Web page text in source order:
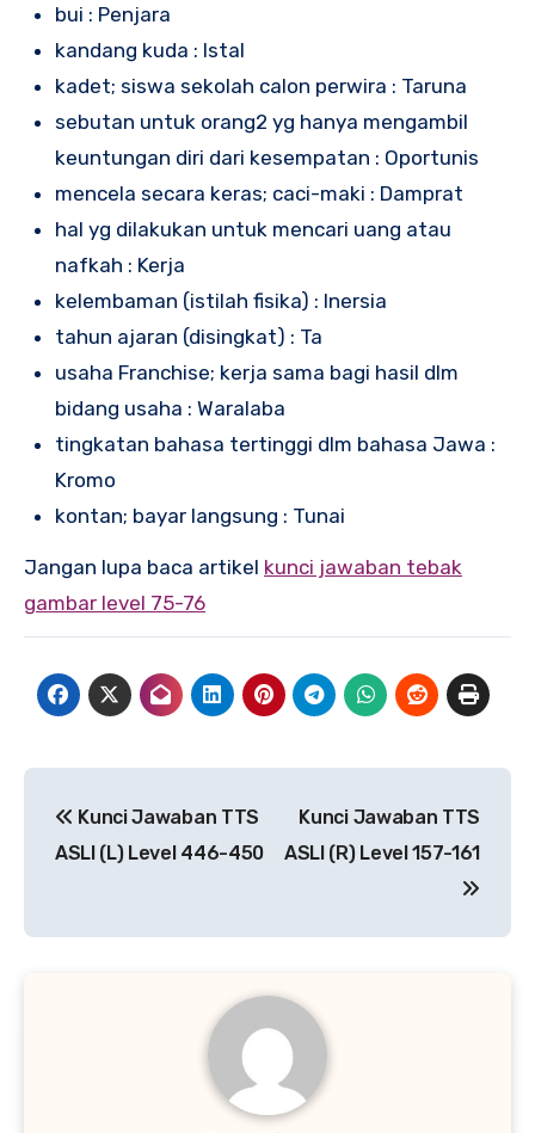
bui : Penjara
kandang kuda : Istal
kadet; siswa sekolah calon perwira : Taruna
sebutan untuk orang2 yg hanya mengambil
keuntungan diri dari kesempatan : Oportunis
mencela secara keras; caci-maki : Damprat
hal yg dilakukan untuk mencari uang atau
nafkah : Kerja
kelembaman (istilah fisika) : Inersia
tahun ajaran (disingkat) : Ta
usaha Franchise; kerja sama bagi hasil dlm
bidang usaha : Waralaba
tingkatan bahasa tertinggi dlm bahasa Jawa :
Kromo
kontan; bayar langsung : Tunai
Jangan lupa baca artikel kunci jawaban tebak
gambar level 75-76
pos
Kunci Jawaban TTS
ASLI (L) Level 446-450
Kunci Jawaban TTS
ASLI (R) Level 157-161